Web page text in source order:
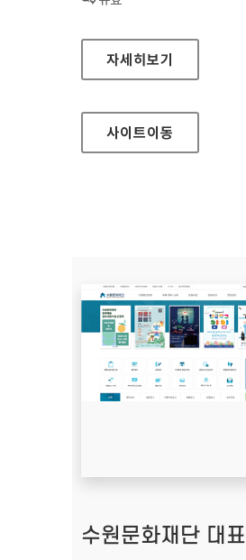
경기도여성가족재단
자세히보기
사이트이동
수원문화재단 대표